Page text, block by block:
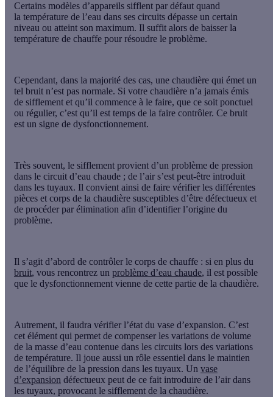
Certains modèles d’appareils sifflent par défaut quand
la température de l’eau dans ses circuits dépasse un certain
niveau ou atteint son maximum. Il suffit alors de baisser la
température de chauffe pour résoudre le problème.
Cependant, dans la majorité des cas, une chaudière qui émet un
tel bruit n’est pas normale. Si votre chaudière n’a jamais émis
de sifflement et qu’il commence à le faire, que ce soit ponctuel
ou régulier, c’est qu’il est temps de la faire contrôler. Ce bruit
est un signe de dysfonctionnement.
Très souvent, le sifflement provient d’un problème de pression
dans le circuit d’eau chaude ; de l’air s’est peut-être introduit
dans les tuyaux. Il convient ainsi de faire vérifier les différentes
pièces et corps de la chaudière susceptibles d’être défectueux et
de procéder par élimination afin d’identifier l’origine du
problème.
Il s’agit d’abord de contrôler le corps de chauffe : si en plus du
bruit, vous rencontrez un problème d’eau chaude, il est possible
que le dysfonctionnement vienne de cette partie de la chaudière.
Autrement, il faudra vérifier l’état du vase d’expansion. C’est
cet élément qui permet de compenser les variations de volume
de la masse d’eau contenue dans les circuits lors des variations
de température. Il joue aussi un rôle essentiel dans le maintien
de l’équilibre de la pression dans les tuyaux. Un vase
d’expansion défectueux peut de ce fait introduire de l’air dans
les tuyaux, provocant le sifflement de la chaudière.